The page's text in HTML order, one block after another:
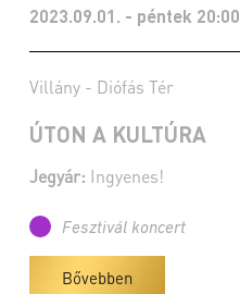
2023.09.01. - péntek 20:00
Villány - Diófás Tér
ÚTON A KULTÚRA
Jegyár: Ingyenes!
Fesztivál koncert
Bővebben